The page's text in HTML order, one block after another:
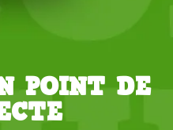
POINT DE